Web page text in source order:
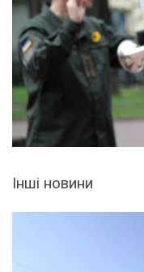
Інші новини